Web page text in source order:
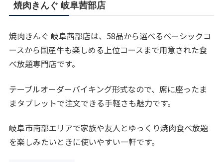
焼肉きんぐ 岐阜茜部店
焼肉きんぐ 岐阜茜部店は、58品から選べるベーシックコ
ースから国産牛も楽しめる上位コースまで用意された食
べ放題専門店です。
テーブルオーダーバイキング形式なので、席に座ったま
まタブレットで注文できる手軽さも魅力です。
岐阜市南部エリアで家族や友人とゆっくり焼肉食べ放題
を楽しみたいときに使いやすい一軒です。